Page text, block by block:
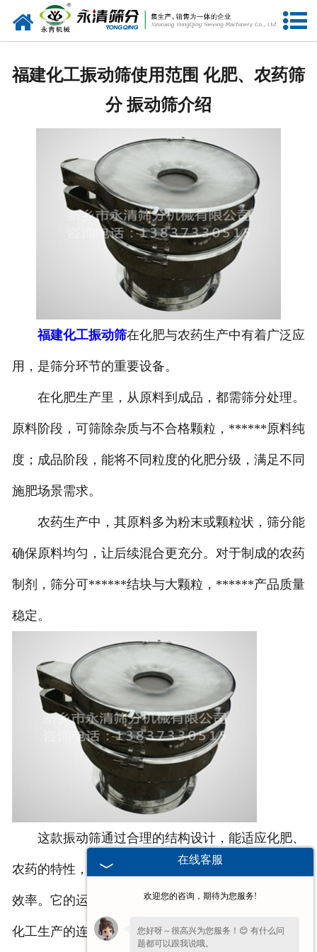
网站首页
产品中心
资质荣誉
服务准则
视频中心
联系我们
福建化工振动筛使用范围 化肥、农药筛
分 振动筛介绍
福建化工振动筛在化肥与农药生产中有着广泛应
用，是筛分环节的重要设备。
在化肥生产里，从原料到成品，都需筛分处理。
原料阶段，可筛除杂质与不合格颗粒，******原料纯
度；成品阶段，能将不同粒度的化肥分级，满足不同
施肥场景需求。
农药生产中，其原料多为粉末或颗粒状，筛分能
确保原料均匀，让后续混合更充分。对于制成的农药
制剂，筛分可******结块与大颗粒，******产品质量
稳定。
这款振动筛通过合理的结构设计，能适应化肥、
农药的特性，在筛分过程中减少物料损耗，提升筛分
效率。它的运行稳定，可配合生产线持续作业，满足
化工生产的连续化需求，为化肥和农药生产的顺畅进
在线客服
欢迎您的咨询，期待为您服务!
您好呀～很高兴为您服务！😊 有什么问
题都可以跟我说哦。